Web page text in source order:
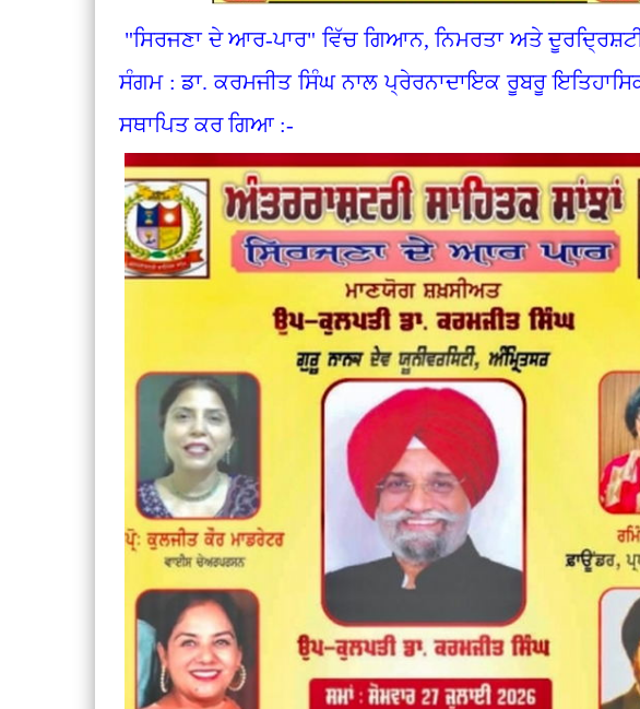
"ਸਿਰਜਣਾ ਦੇ ਆਰ-ਪਾਰ" ਵਿੱਚ ਗਿਆਨ, ਨਿਮਰਤਾ ਅਤੇ
ਸੰਗਮ : ਡਾ. ਕਰਮਜੀਤ ਸਿੰਘ ਨਾਲ ਪ੍ਰੇਰਨਾਦਾਇਕ ਰੂਬਰੂ
ਸਥਾਪਿਤ ਕਰ ਗਿਆ :-